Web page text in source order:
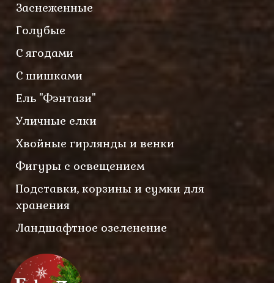
Заснеженные
Голубые
С ягодами
С шишками
Ель "Фэнтази"
Уличные елки
Хвойные гирлянды и венки
Фигуры с освещением
Подставки, корзины и сумки для
хранения
Ландшафтное озеленение